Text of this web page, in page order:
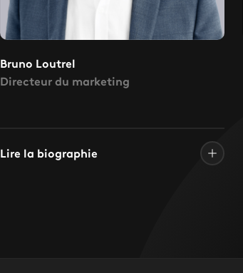
Bruno Loutrel
Directeur du marketing
Lire la biographie